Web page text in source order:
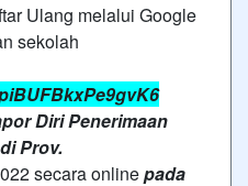
Ulang melalui Google
sekolah
Diri Penerimaan
Prov.
secara onlinepada